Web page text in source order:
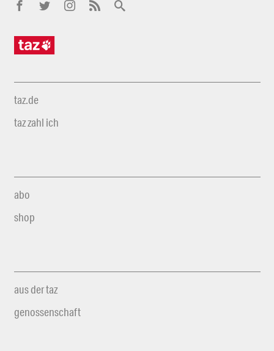
taz.de
taz zahl ich
abo
shop
aus der taz
genossenschaft